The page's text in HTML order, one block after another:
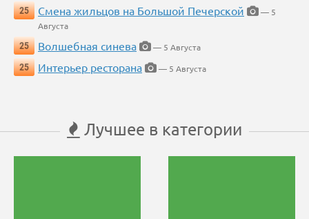
25
Смена жильцов на Большой Печерской
— 5
Августа
25
Волшебная синева
— 5 Августа
25
Интерьер ресторана — 5 Августа
Лучшее в категории